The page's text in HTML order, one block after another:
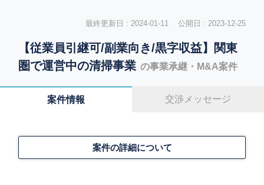
最終更新日 : 2024-01-11 公開日 : 2023-12-25
【従業員引継可/副業向き/黒字収益】関東
圏で運営中の清掃事業 の事業承継・M&A案件
案件情報 交渉メッセージ
案件の詳細について